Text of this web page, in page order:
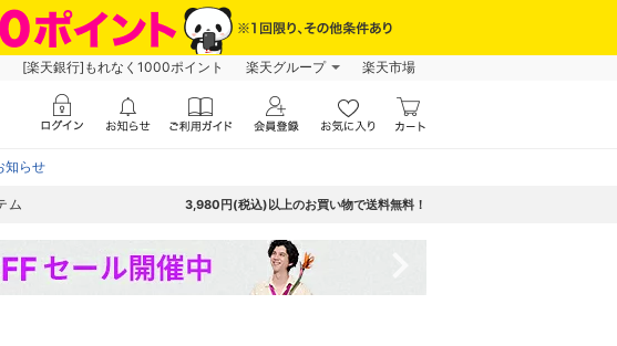
[楽天銀行]もれなく1000ポイント 楽天グループ 楽天市場
知らせ
ム 3,980円(税込)以上のお買い物で送料無料！